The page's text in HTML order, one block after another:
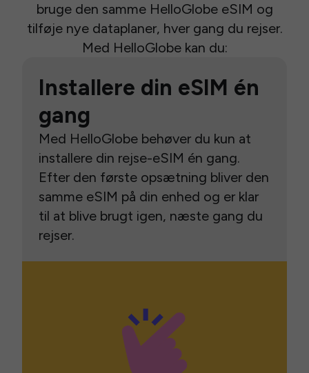
bruge den samme HelloGlobe eSIM og
tilføje nye dataplaner, hver gang du rejser.
Med HelloGlobe kan du:
Installere din eSIM én
gang
Med HelloGlobe behøver du kun at
installere din rejse-eSIM én gang.
Efter den første opsætning bliver den
samme eSIM på din enhed og er klar
til at blive brugt igen, næste gang du
rejser.